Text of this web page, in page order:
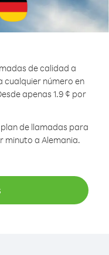
de calidad a
cualquier número en
apenas 1.9 ¢ por
de llamadas para
minuto a Alemania.